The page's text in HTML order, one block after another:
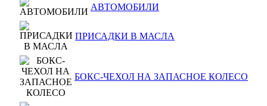
АВТОМОБИЛИ
ПРИСАДКИ В МАСЛА
БОКС-ЧЕХОЛ НА ЗАПАСНОЕ КОЛЕСО